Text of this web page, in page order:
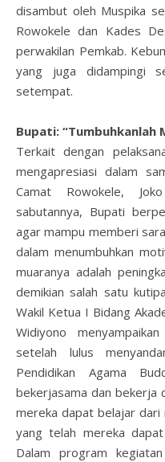
disambut oleh Muspika
Rowokele dan Kades
perwakilan Pemkab.
yang juga didampingi
setempat.
Bupati: “Tumbuhkanlah
Terkait dengan
mengapresiasi dalam
Camat Rowokele,
sabutannya, Bupati
agar mampu memberi
dalam menumbuhkan
muaranya adalah
demikian salah satu
Wakil Ketua I Bidang
Widiyono
setelah lulus
Pendidikan Agama
bekerjasama dan bekerja
mereka dapat belajar dari
yang telah mereka
Dalam program